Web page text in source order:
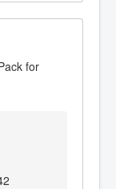
for